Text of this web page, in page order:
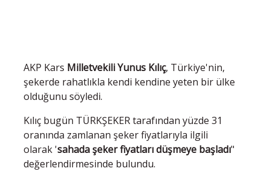
AKP Kars Milletvekili Yunus Kılıç, Türkiye'nin,
şekerde rahatlıkla kendi kendine yeten bir ülke
olduğunu söyledi.
Kılıç bugün TÜRKŞEKER tarafından yüzde 31
oranında zamlanan şeker fiyatlarıyla ilgili
olarak 'sahada şeker fiyatları düşmeye başladı"
değerlendirmesinde bulundu.